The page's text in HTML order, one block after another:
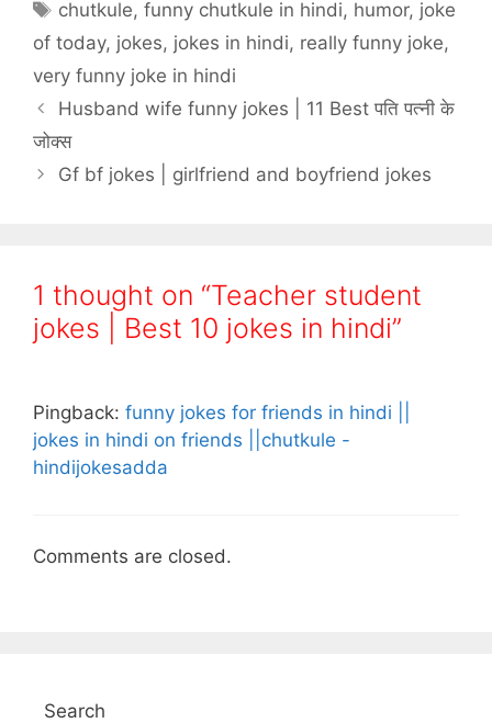
Tags
chutkule,funny chutkule in hindi, humor, joke
of today, jokes, jokes in hindi, really funny joke,
very funny joke in hindi
Husband wife funny jokes | 11 Best पति पत्नी के
जोक्स
Gf bf jokes | girlfriend and boyfriend jokes
1 thought on “Teacher student
jokes | Best 10 jokes in hindi”
Pingback: funny jokes for friends in hindi ||
jokes in hindi on friends ||chutkule -
hindijokesadda
Comments are closed.
Search